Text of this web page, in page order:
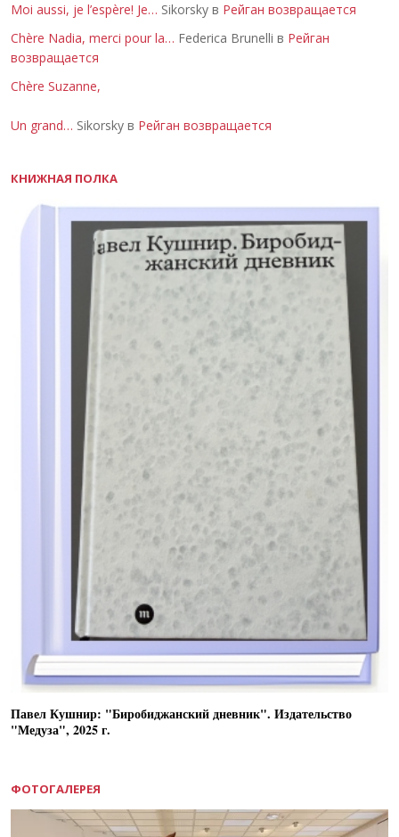
Moi aussi, je l’espère! Je… Sikorsky в Рейган возвращается
Chère Nadia, merci pour la… Federica Brunelli в Рейган
возвращается
Chère Suzanne,
Un grand… Sikorsky в Рейган возвращается
КНИЖНАЯ ПОЛКА
Павел Кушнир: "Биробиджанский дневник". Издательство
"Медуза", 2025 г.
ФОТОГАЛЕРЕЯ